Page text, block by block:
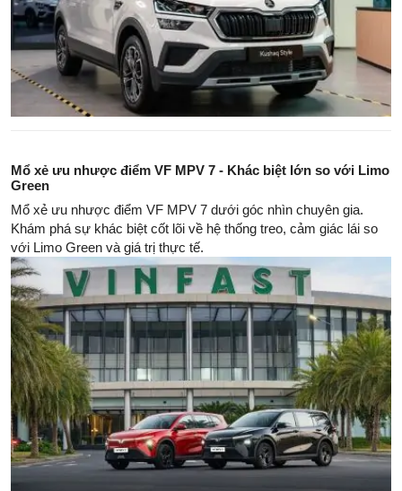
Mổ xẻ ưu nhược điểm VF MPV 7 - Khác biệt lớn so với Limo
Green
Mổ xẻ ưu nhược điểm VF MPV 7 dưới góc nhìn chuyên gia.
Khám phá sự khác biệt cốt lõi về hệ thống treo, cảm giác lái so
với Limo Green và giá trị thực tế.